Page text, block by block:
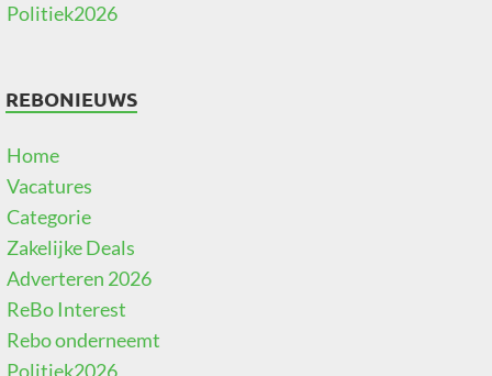
Politiek2026
REBONIEUWS
Home
Vacatures
Categorie
Zakelijke Deals
Adverteren 2026
ReBo Interest
Rebo onderneemt
Politiek2026